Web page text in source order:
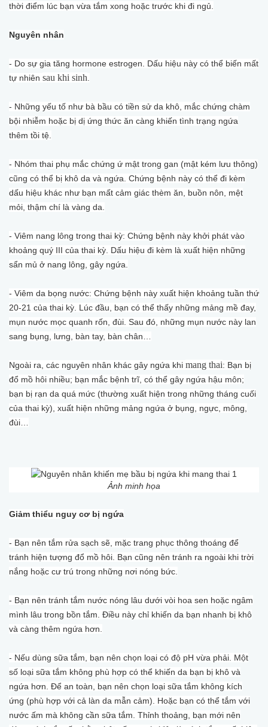
thời điểm lúc bạn vừa tắm xong hoặc trước khi đi ngủ.
Nguyên nhân
- Do sự gia tăng hormone estrogen. Dấu hiệu này có thể biến mất
tự nhiên sau khi sinh
- Những yếu tố như bà bầu có tiền sử da khô, mắc chứng chàm
bội nhiễm hoặc bị dị ứng thức ăn càng khiến tình trạng ngứa
thêm tồi tệ.
- Nhóm thai phụ mắc chứng ứ mật trong gan (mật kém lưu thông)
cũng có thể bị khô da và ngứa. Chứng bệnh này có thể đi kèm
dấu hiệu khác như bạn mất cảm giác thèm ăn, buồn nôn, mệt
mỏi, thậm chí là vàng da.
- Viêm nang lông trong thai kỳ: Chứng bệnh này khởi phát vào
khoảng quý III của thai kỳ. Dấu hiệu đi kèm là xuất hiện những
sẩn mủ ở nang lông, gây ngứa.
- Viêm da bọng nước: Chứng bệnh này xuất hiện khoảng tuần thứ
20-21 của thai kỳ. Lúc đầu, bạn có thể thấy những mảng mề đay,
mụn nước mọc quanh rốn, đùi. Sau đó, những mụn nước này lan
sang bụng, lưng, bàn tay, bàn chân…
Ngoài ra, các nguyên nhân khác gây ngứa khi mang thai: Bạn bị
đổ mồ hôi nhiều; bạn mắc bệnh trĩ, có thể gây ngứa hậu môn;
bạn bị rạn da quá mức (thường xuất hiện trong những tháng cuối
của thai kỳ), xuất hiện những mảng ngứa ở bụng, ngực, mông,
đùi…
Ảnh minh họa
Giảm thiểu nguy cơ bị ngứa
- Bạn nên tắm rửa sạch sẽ, mặc trang phục thông thoáng để
tránh hiện tượng đổ mồ hôi. Bạn cũng nên tránh ra ngoài khi trời
nắng hoặc cư trú trong những nơi nóng bức.
- Bạn nên tránh tắm nước nóng lâu dưới vòi hoa sen hoặc ngâm
mình lâu trong bồn tắm. Điều này chỉ khiến da bạn nhanh bị khô
và càng thêm ngứa hơn.
- Nếu dùng sữa tắm, bạn nên chọn loại có độ pH vừa phải. Một
số loại sữa tắm không phù hợp có thể khiến da bạn bị khô và
ngứa hơn. Để an toàn, bạn nên chọn loại sữa tắm không kích
ứng (phù hợp với cả làn da mẫn cảm). Hoặc bạn có thể tắm với
nước ấm mà không cần sữa tắm. Thỉnh thoảng, bạn mới nên